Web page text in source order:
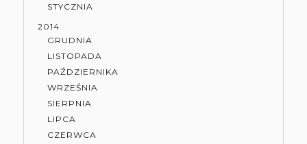
STYCZNIA
2014
GRUDNIA
LISTOPADA
PAŹDZIERNIKA
WRZEŚNIA
SIERPNIA
LIPCA
CZERWCA